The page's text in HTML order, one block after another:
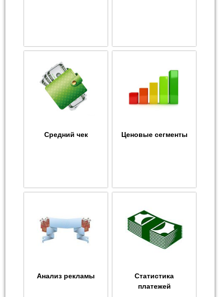
Средний чек Ценовые сегменты
Анализ рекламы
Статистика
платежей